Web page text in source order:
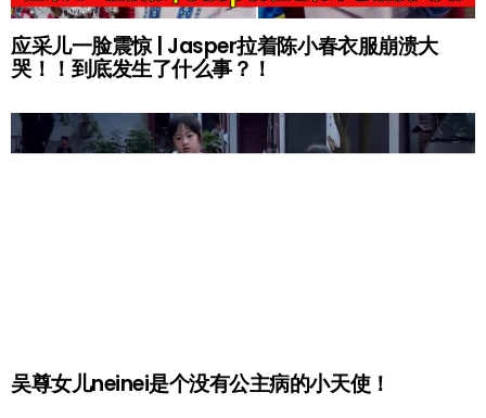
应采儿一脸震惊 | Jasper拉着陈小春衣服崩溃大
哭！！到底发生了什么事？！
吴尊女儿neinei是个没有公主病的小天使！